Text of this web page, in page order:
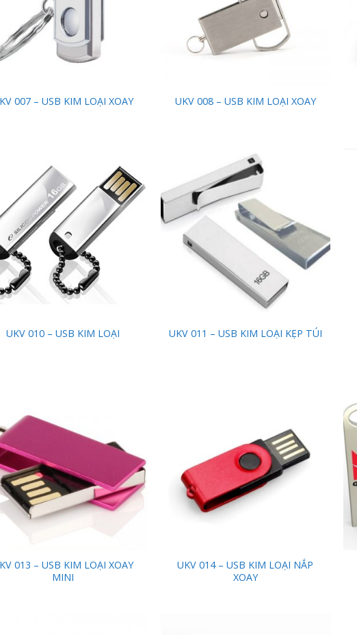
007 – USB KIM LOẠI XOAY UKV 008 – USB KIM LOẠI XOAY
Add to
Wishlist
UKV 010 – USB KIM LOẠI UKV 011 – USB KIM LOẠI KẸP TÚI
013 – USB KIM LOẠI XOAY
MINI
Wishlist
UKV 014 – USB KIM LOẠI NẮP
XOAY